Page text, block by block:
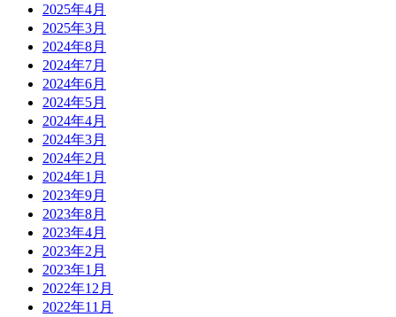
2025年4月
2025年3月
2024年8月
2024年7月
2024年6月
2024年5月
2024年4月
2024年3月
2024年2月
2024年1月
2023年9月
2023年8月
2023年4月
2023年2月
2023年1月
2022年12月
2022年11月